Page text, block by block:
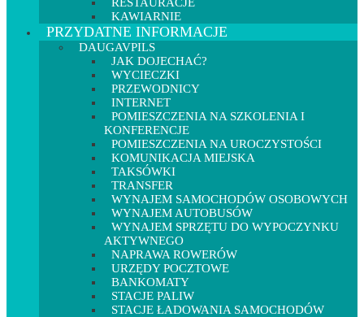
KAWIARNIE
PRZYDATNE INFORMACJE
DAUGAVPILS
JAK DOJECHAĆ?
WYCIECZKI
PRZEWODNICY
INTERNET
POMIESZCZENIA NA SZKOLENIA I
KONFERENCJE
POMIESZCZENIA NA UROCZYSTOŚCI
KOMUNIKACJA MIEJSKA
TAKSÓWKI
TRANSFER
WYNAJEM SAMOCHODÓW OSOBOWYCH
WYNAJEM AUTOBUSÓW
WYNAJEM SPRZĘTU DO WYPOCZYNKU
AKTYWNEGO
NAPRAWA ROWERÓW
URZĘDY POCZTOWE
BANKOMATY
STACJE PALIW
STACJE ŁADOWANIA SAMOCHODÓW